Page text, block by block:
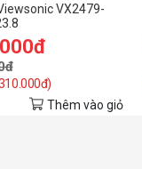
VX2479-
180Hz/1ms)
Thêm vào giỏ